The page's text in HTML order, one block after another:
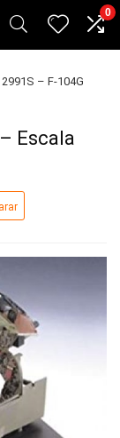
0
– F-104G
Escala